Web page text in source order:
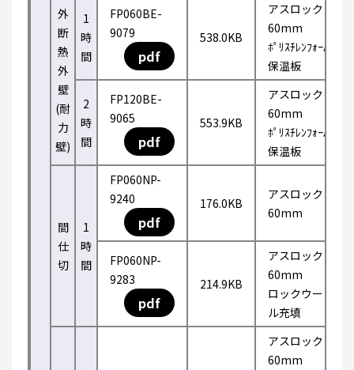
外
断
熱
外
壁
(耐
力
壁)
1
時
間
FP060BE-
9079
pdf
538.0KB
アスロック
60mm
ﾎﾟﾘｽﾁﾚﾝﾌｫｰﾑ
保温板
2
時
間
FP120BE-
9065
pdf
553.9KB
アスロック
60mm
ﾎﾟﾘｽﾁﾚﾝﾌｫｰﾑ
保温板
間
仕
切
1
時
間
FP060NP-
9240
pdf
176.0KB
アスロック
60mm
FP060NP-
9283
pdf
214.9KB
アスロック
60mm
ロックウー
ル充填
アスロック
60mm